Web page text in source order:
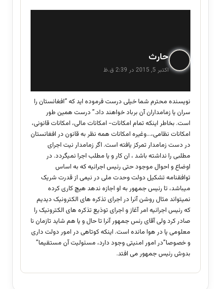
حارث
ف
اکتبر 5, 2015 در 2:39 ق.ظ
نویسنده محترم شما خیلی درست فرموده اید که “افغانستان را
سران یا زمامداران آن برباد خواهند داد.” درست همین طور
است. بخاطر اینکه تمام امکانات- امکانات مالی، امکانات قانونی،
امکانات نظامی،…وغیره امکانات همه نظر به قانون در افغانستان
در دست زمامدار تمرکز یافته است. اگر زمامدار نیت اجرای
مطلبی را نداشته باشد ، ان کار و یا مطلب اجرا نمیگردد. در
اوضاع و احوال موجود حتی رئیس اجرائیه که به اساس
توافقنامه تشکیل دولت وحدت ملی در نیمی از قدرت شریک
میباشد، تا رئیس جمهور به او اجازه ندهد هیچ کاری کرده
نمیتواند مثال روشن آنرا در اجرای تذکره های الکترونیک دیدیم
که رئیس اجرائیه امر آغاز و اجرای توذیع تذکره های الکترونیک را
صادر کرد ولی آقای رئس جمهور آنرا تا حال و یا هم شاید تازمان نا
معلومی پا در هوا مانده است. اینکه کوتاهی در امور دولت داری
و خصوصا”در امور امنیتی وجود دارد، مسئولیت آن مستقیما”
بدوش رئیس جمهور می افتد.